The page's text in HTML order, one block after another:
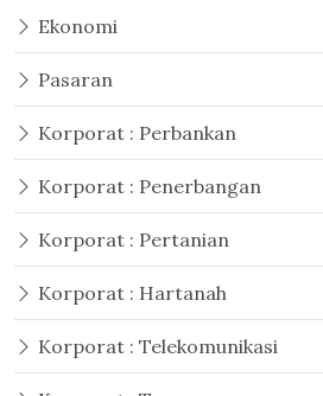
Ekonomi
Pasaran
Korporat : Perbankan
Korporat : Penerbangan
Korporat : Pertanian
Korporat : Hartanah
Korporat : Telekomunikasi